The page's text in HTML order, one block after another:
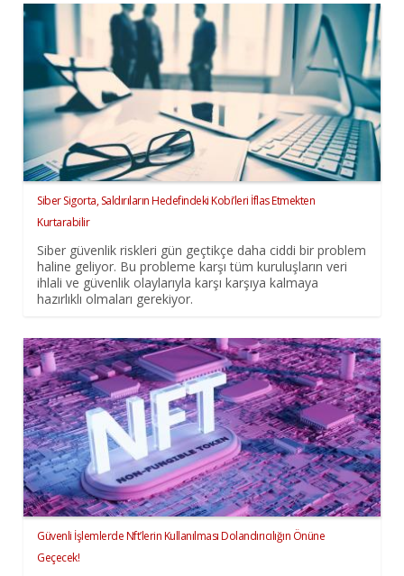
Siber Sigorta, Saldırıların Hedefindeki Kobi’leri İflas Etmekten
Kurtarabilir
Siber güvenlik riskleri gün geçtikçe daha ciddi bir problem
haline geliyor. Bu probleme karşı tüm kuruluşların veri
ihlali ve güvenlik olaylarıyla karşı karşıya kalmaya
hazırlıklı olmaları gerekiyor.
Güvenli İşlemlerde Nft’lerin Kullanılması Dolandırıcılığın Önüne
Geçecek!